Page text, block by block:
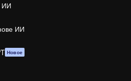
ИИ
ИИ
Новое